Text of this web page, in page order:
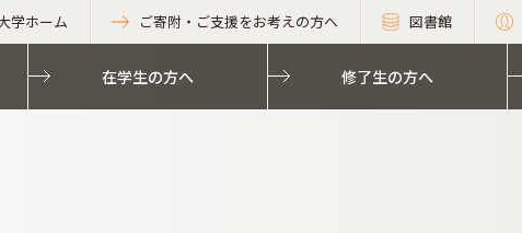
学ホーム ご寄附・ご支援をお考えの方へ 図書館
在学生の方へ 修了生の方へ